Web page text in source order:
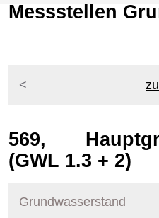
Messstellen
569,
(GWL 1.3 + 2)
Grundwasserstand